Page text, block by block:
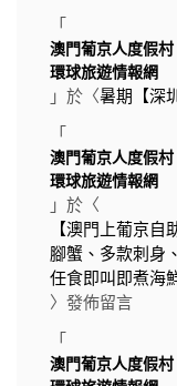
「
澳門葡京人度假
環球旅遊情報網
」於〈暑期【深
「
澳門葡京人度假
環球旅遊情報網
」於〈
【澳門上葡京
腳蟹、多款刺身
任食即叫即煮海
〉發佈留言
「
澳門葡京人度假